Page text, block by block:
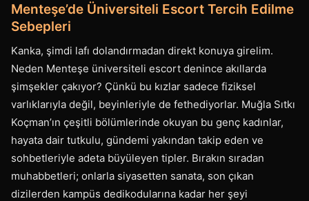
Menteşe’de Üniversiteli Escort Tercih Edilme
Sebepleri
Kanka, şimdi lafı dolandırmadan direkt konuya girelim.
Neden Menteşe üniversiteli escort denince akıllarda
şimşekler çakıyor? Çünkü bu kızlar sadece fiziksel
varlıklarıyla değil, beyinleriyle de fethediyorlar. Muğla Sıtkı
Koçman’ın çeşitli bölümlerinde okuyan bu genç kadınlar,
hayata dair tutkulu, gündemi yakından takip eden ve
sohbetleriyle adeta büyüleyen tipler. Bırakın sıradan
muhabbetleri; onlarla siyasetten sanata, son çıkan
dizilerden kampüs dedikodularına kadar her şeyi